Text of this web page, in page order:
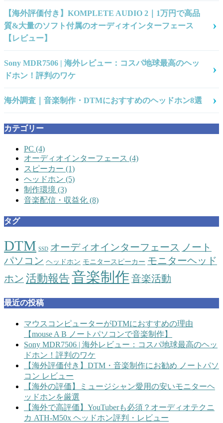
【海外評価付き】KOMPLETE AUDIO 2｜1万円で高品
質&大量のソフト付属のオーディオインターフェース
【レビュー】
Sony MDR7506 | 海外レビュー：コスパ地球最高のヘッ
ドホン！評判のワケ
海外調査｜音楽制作・DTMにおすすめのヘッドホン8選
カテゴリー
PC (4)
オーディオインターフェース (4)
スピーカー (1)
ヘッドホン (5)
制作環境 (3)
音楽配信・収益化 (8)
タグ
DTM SSD オーディオインターフェース ノート
パソコン ヘッドホン モニタースピーカー モニターヘッド
ホン 活動報告 音楽制作 音楽活動
最近の投稿
マウスコンピューターがDTMにおすすめの理由
【mouse A B ノートパソコンで音楽制作】
Sony MDR7506 | 海外レビュー：コスパ地球最高のヘッ
ドホン！評判のワケ
【海外評価付き】DTM・音楽制作にお勧め ノートパソ
コン レビュー
【海外の評価】ミュージシャン愛用の安いモニターヘ
ッドホンを厳選
【海外で高評価】YouTuberも必須？オーディオテクニ
カ ATH-M50x ヘッドホン評判・レビュー